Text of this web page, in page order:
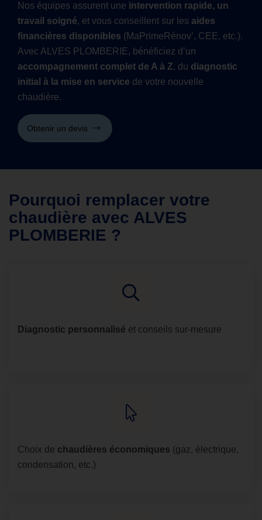
Nos équipes assurent une intervention rapide, un
travail soigné, et vous conseillent sur les aides
financières disponibles (MaPrimeRénov’, CEE, etc.).
Avec ALVES PLOMBERIE, bénéficiez d’un
accompagnement complet de A à Z, du diagnostic
initial à la mise en service de votre nouvelle
chaudière.
Obtenir un devis
Pourquoi remplacer votre
chaudière avec ALVES
PLOMBERIE ?
Diagnostic personnalisé et conseils sur-mesure
Choix de chaudières économiques (gaz, électrique,
condensation, etc.)